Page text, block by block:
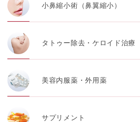
小鼻縮小術（鼻翼縮小）
タトゥー除去・ケロイド治療
美容内服薬・外用薬
サプリメント